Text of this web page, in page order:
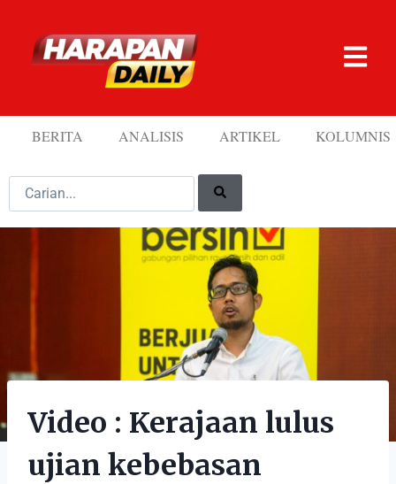
BERITA ANALISIS ARTIKEL KOLUMNIS
Video : Kerajaan lulus
ujian kebebasan